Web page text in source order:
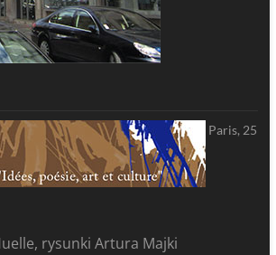
Paris, 25
rysunki Artura Majki